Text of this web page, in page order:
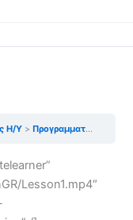
Η/Υ Προγραμματισμός Υπολογιστών
Lesson1.mp4″